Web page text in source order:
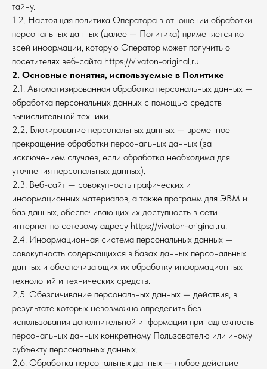
тайну.
1.2. Настоящая политика Оператора в отношении обработки
персональных данных (далее — Политика) применяется ко
всей информации, которую Оператор может получить о
посетителях веб-сайта https://vivaton-original.ru.
2. Основные понятия, используемые в Политике
2.1. Автоматизированная обработка персональных данных —
обработка персональных данных с помощью средств
вычислительной техники.
2.2. Блокирование персональных данных — временное
прекращение обработки персональных данных (за
исключением случаев, если обработка необходима для
уточнения персональных данных).
2.3. Веб-сайт — совокупность графических и
информационных материалов, а также программ для ЭВМ и
баз данных, обеспечивающих их доступность в сети
интернет по сетевому адресу https://vivaton-original.ru.
2.4. Информационная система персональных данных —
совокупность содержащихся в базах данных персональных
данных и обеспечивающих их обработку информационных
технологий и технических средств.
2.5. Обезличивание персональных данных — действия, в
результате которых невозможно определить без
использования дополнительной информации принадлежность
персональных данных конкретному Пользователю или иному
субъекту персональных данных.
2.6. Обработка персональных данных — любое действие